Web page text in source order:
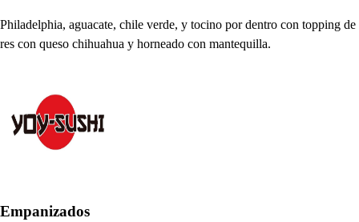
Philadelphia, aguacate, chile verde, y tocino por dentro con topping de
res con queso chihuahua y horneado con mantequilla.
Empanizados